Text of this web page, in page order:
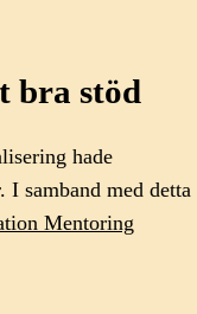
bra stöd
hade
I samband med detta
Mentoring